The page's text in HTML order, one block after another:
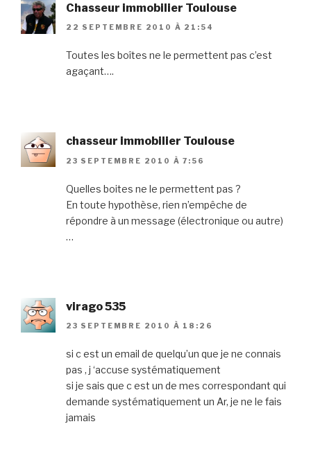
Chasseur immobilier Toulouse
22 SEPTEMBRE 2010 À 21:54
Toutes les boîtes ne le permettent pas c’est
agaçant….
chasseur immobilier Toulouse
23 SEPTEMBRE 2010 À 7:56
Quelles boites ne le permettent pas ?
En toute hypothèse, rien n’empêche de
répondre à un message (électronique ou autre)
…
virago 535
23 SEPTEMBRE 2010 À 18:26
si c est un email de quelqu’un que je ne connais
pas , j ‘accuse systématiquement
si je sais que c est un de mes correspondant qui
demande systématiquement un Ar, je ne le fais
jamais